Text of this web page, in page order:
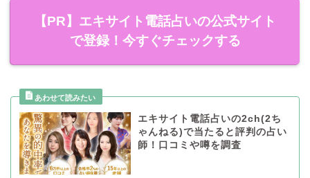
【PR】エキサイト電話占いの公式サイト
で登録！今すぐチェックする
エキサイト電話占いの2ch(2ち
ゃんねる)で当たると評判の占い
師！口コミや噂を調査